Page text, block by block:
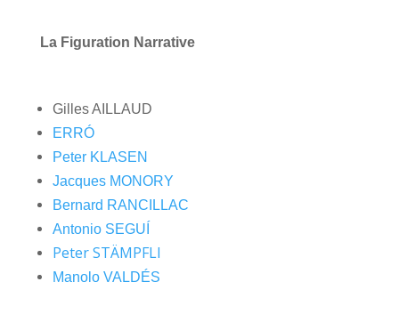
La Figuration Narrative
Gilles AILLAUD
ERRÓ
Peter KLASEN
Jacques MONORY
Bernard RANCILLAC
Antonio SEGUÍ
Peter STÄMPFLI
Manolo VALDÉS